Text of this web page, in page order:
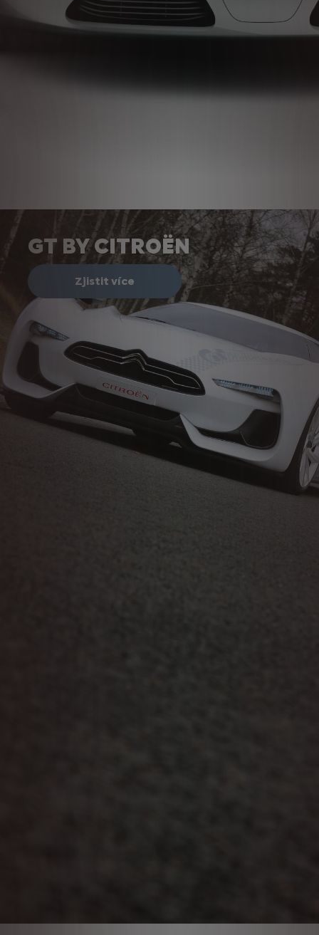
GT BY CITROËN
Zjistit více